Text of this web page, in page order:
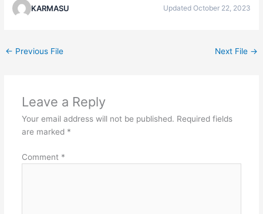
KARMASU Updated October 22, 2023
← Previous File Next File →
Leave a Reply
Your email address will not be published. Required fields
are marked *
Comment *